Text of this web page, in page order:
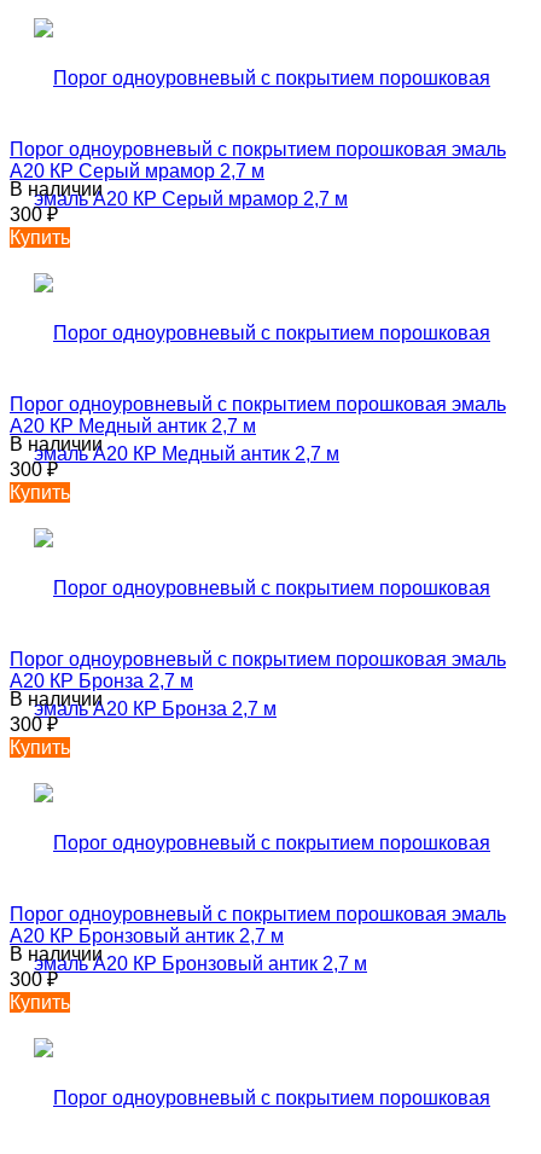
Порог одноуровневый с покрытием порошковая эмаль
А20 КР Серый мрамор 2,7 м
В наличии
300₽
Купить
Порог одноуровневый с покрытием порошковая эмаль
А20 КР Медный антик 2,7 м
В наличии
300₽
Купить
Порог одноуровневый с покрытием порошковая эмаль
А20 КР Бронза 2,7 м
В наличии
300₽
Купить
Порог одноуровневый с покрытием порошковая эмаль
А20 КР Бронзовый антик 2,7 м
В наличии
300₽
Купить